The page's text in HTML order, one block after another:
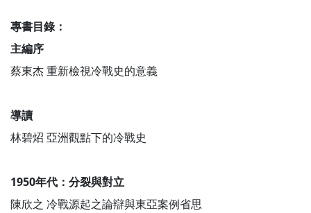
專書目錄：
主編序
蔡東杰 重新檢視冷戰史的意義
導讀
林碧炤 亞洲觀點下的冷戰史
1950年代：分裂與對立
陳欣之 冷戰源起之論辯與東亞案例省思